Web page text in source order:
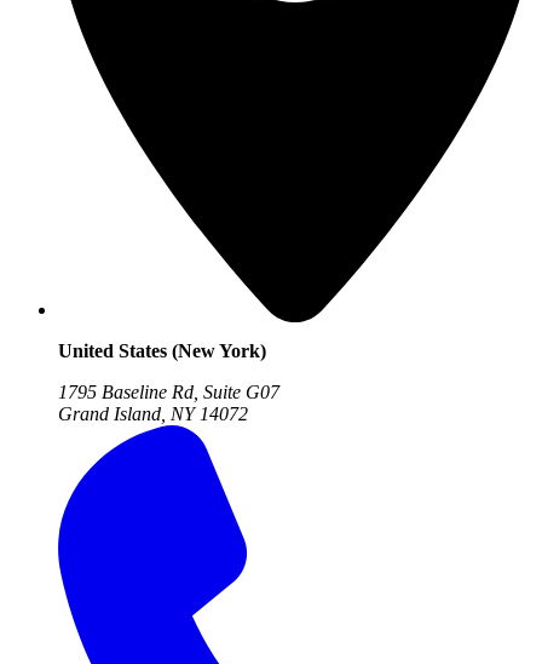
United States (New York)
1795 Baseline Rd, Suite G07
Grand Island, NY14072